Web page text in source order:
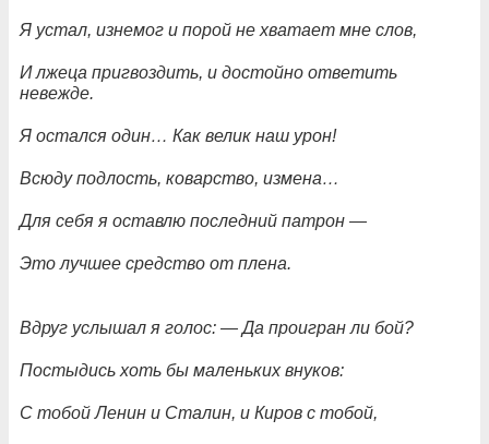
Я устал, изнемог и порой не хватает мне слов,
И лжеца пригвоздить, и достойно ответить
невежде.
Я остался один… Как велик наш урон!
Всюду подлость, коварство, измена…
Для себя я оставлю последний патрон —
Это лучшее средство от плена.
Вдруг услышал я голос: —Да проигран ли бой?
Постыдись хоть бы маленьких внуков:
С тобой Ленин и Сталин, и Киров с тобой,